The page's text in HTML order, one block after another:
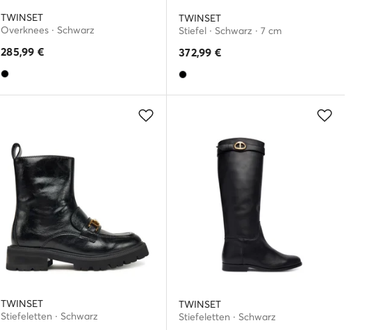
TWINSET
Overknees · Schwarz
285,99 €
TWINSET
Stiefel · Schwarz · 7 cm
372,99 €
TWINSET
Stiefeletten · Schwarz
TWINSET
Stiefeletten · Schwarz